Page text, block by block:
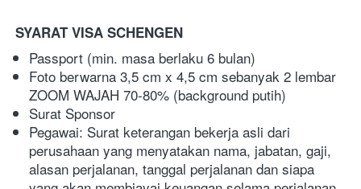
SYARAT VISA SCHENGEN
Passport (min. masa berlaku 6 bulan)
Foto berwarna 3,5 cm x 4,5 cm sebanyak 2 lembar
ZOOM WAJAH 70-80% (background putih)
Surat Sponsor
Pegawai: Surat keterangan bekerja asli dari
perusahaan yang menyatakan nama, jabatan, gaji,
alasan perjalanan, tanggal perjalanan dan siapa